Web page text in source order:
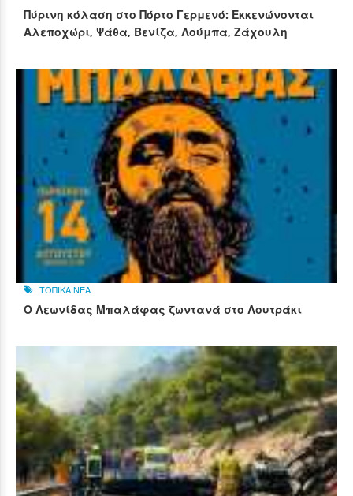
Πύρινη κόλαση στο Πόρτο Γερμενό: Εκκενώνονται
Αλεποχώρι, Ψάθα, Βενίζα, Λούμπα, Ζάχουλη
ΤΟΠΙΚΑ ΝΕΑ
Ο Λεωνίδας Μπαλάφας ζωντανά στο Λουτράκι